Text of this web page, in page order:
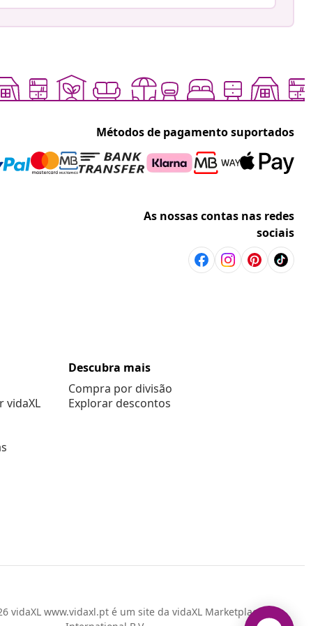
Métodos de pagamento suportados
As nossas contas nas redes
sociais
vidaXL
Descubra mais
Compra por divisão
Explorar descontos
vidaXL www.vidaxl.pt é um site da vidaXL Marketplace